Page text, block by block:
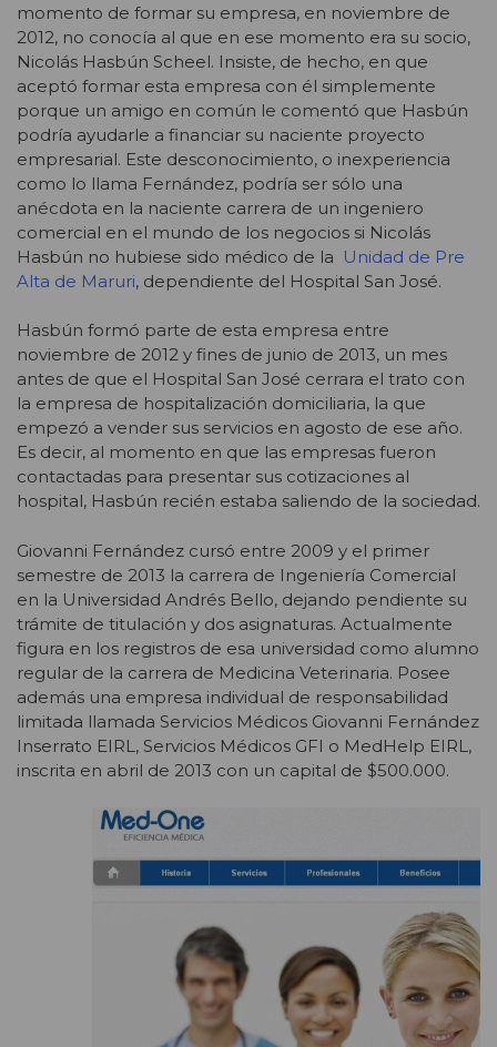
momento de formar su empresa, en noviembre de
2012, no conocía al que en ese momento era su socio,
Nicolás Hasbún Scheel. Insiste, de hecho, en que
aceptó formar esta empresa con él simplemente
porque un amigo en común le comentó que Hasbún
podría ayudarle a financiar su naciente proyecto
empresarial. Este desconocimiento, o inexperiencia
como lo llama Fernández, podría ser sólo una
anécdota en la naciente carrera de un ingeniero
comercial en el mundo de los negocios si Nicolás
Hasbún no hubiese sido médico de la Unidad de Pre
Alta de Maruri, dependiente del Hospital San José.
Hasbún formó parte de esta empresa entre
noviembre de 2012 y fines de junio de 2013, un mes
antes de que el Hospital San José cerrara el trato con
la empresa de hospitalización domiciliaria, la que
empezó a vender sus servicios en agosto de ese año.
Es decir, al momento en que las empresas fueron
contactadas para presentar sus cotizaciones al
hospital, Hasbún recién estaba saliendo de la sociedad.
Giovanni Fernández cursó entre 2009 y el primer
semestre de 2013 la carrera de Ingeniería Comercial
en la Universidad Andrés Bello, dejando pendiente su
trámite de titulación y dos asignaturas. Actualmente
figura en los registros de esa universidad como alumno
regular de la carrera de Medicina Veterinaria. Posee
además una empresa individual de responsabilidad
limitada llamada Servicios Médicos Giovanni Fernández
Inserrato EIRL, Servicios Médicos GFI o MedHelp EIRL,
inscrita en abril de 2013 con un capital de $500.000.